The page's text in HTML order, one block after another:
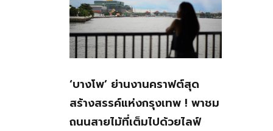
‘บางโพ’ ย่านงานคราฟต์สุด
สร้างสรรค์แห่งกรุงเทพ ! พาชม
ถนนสายไม้ที่เต็มไปด้วยไลฟ์